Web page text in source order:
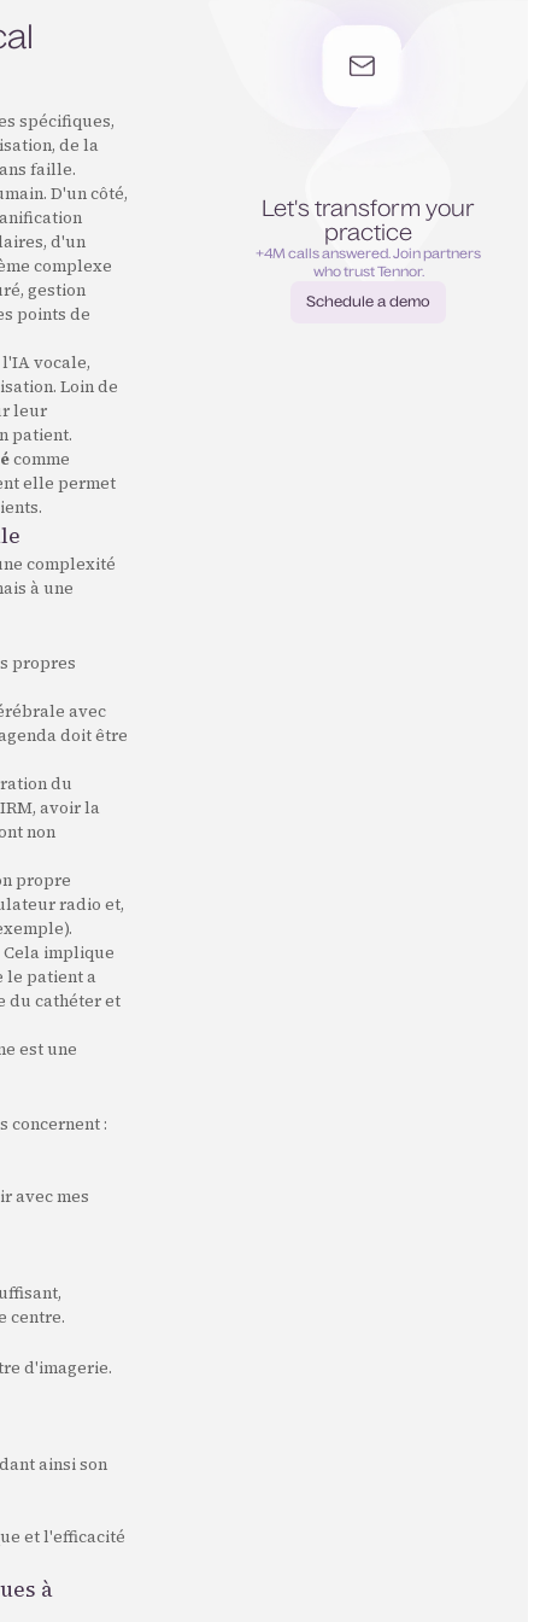
spécifiques,
de la
faille.
D'un côté,
d'un
complexe
gestion
points de
vocale,
Loin de
leur
patient.
comme
elle permet
complexité
à une
propres
avec
doit être
du
avoir la
non
propre
radio et,
implique
le patient a
du cathéter et
est une
concernent :
avec mes
centre.
d'imagerie.
ainsi son
et l'efficacité
à
Let's transform your
practice
+4M calls answered. Join partners
who trust Tennor.
Schedule a demo